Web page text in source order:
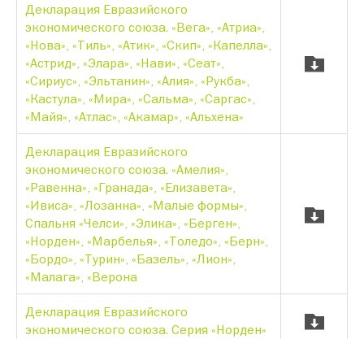
Декларация Евразийского
экономического союза. «Вега», «Атриа»,
«Нова», «Тиль», «Атик», «Скип», «Капелла»,
«Астрид», «Элара», «Нави», «Сеат»,
«Сириус», «Эльтанин», «Алия», «Рукба»,
«Кастула», «Мира», «Сальма», «Саргас»,
«Майя», «Атлас», «Акамар», «Альхена»
Декларация Евразийского
экономического союза. «Амелия»,
«Равенна», «Гранада», «Елизавета»,
«Ивиса», «Лозанна», «Малые формы»,
Спальня «Челси», «Элика», «Берген»,
«Норден», «Марбелья», «Толедо», «Берн»,
«Бордо», «Турин», «Базель», «Лион»,
«Малага», «Верона
Декларация Евразийского
экономического союза. Серия «Норден»